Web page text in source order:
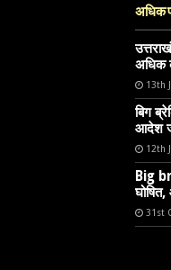
अधिक
अधिक
13th
बिग
आदेश
12th
Big
31st